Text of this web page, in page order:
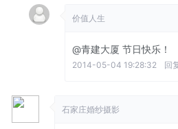
价值人生
@青建大厦 节日快乐！
2014-05-04 19:28:32 回
石家庄婚纱摄影